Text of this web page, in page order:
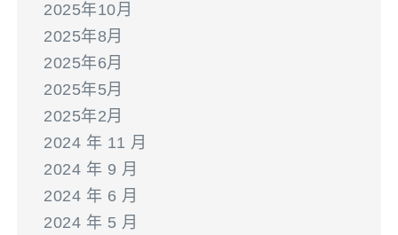
2025年10月
2025年8月
2025年6月
2025年5月
2025年2月
2024 年 11 月
2024 年 9 月
2024 年 6 月
2024 年 5 月